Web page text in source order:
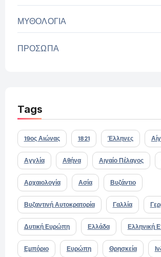
ΜΥΘΟΛΟΓΙΑ
ΠΡΟΣΩΠΑ
Tags
19ος Αιώνας 1821 Έλληνες
Αγγλία Αθήνα Αιγαίο Πέλαγος
Αρχαιολογία Ασία Βυζάντιο
Βυζαντινή Αυτοκρατορία Γαλλία
Δυτική Ευρώπη Ελλάδα Ελληνική
Εμπόριο Ευρώπη Θρησκεία